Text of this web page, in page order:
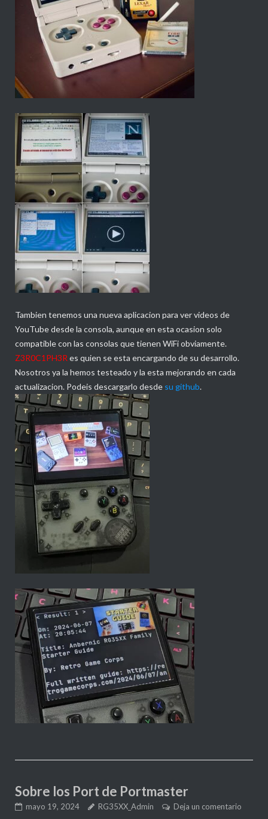
Tambien tenemos una nueva aplicacion para ver videos de
YouTube desde la consola, aunque en esta ocasion solo
compatible con las consolas que tienen WiFi obviamente.
Z3R0C1PH3R es quien se esta encargando de su desarrollo.
Nosotros ya la hemos testeado y la esta mejorando en cada
actualizacion. Podeis descargarlo desde su github.
Sobre los Port de Portmaster
mayo 19, 2024 RG35XX_Admin Deja un comentario